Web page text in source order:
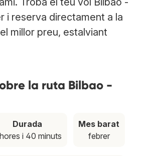
i reserva directament a la
millor preu, estalviant
la ruta Bilbao -
Durada
i 40 minuts
Mes barat
febrer